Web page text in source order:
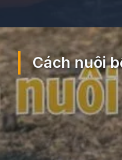
https://
Cách nuôi